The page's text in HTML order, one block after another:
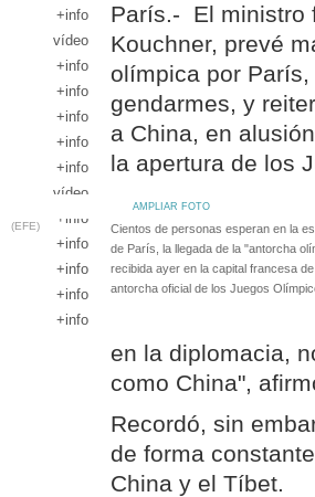
+info
vídeo
+info
+info
+info
+info
+info
vídeo
+info
+info
+info
+info
+info
París.- El ministro
Kouchner, prevé
olímpica por
gendarmes, y
a China, en
la apertura de los
AMPLIAR FOTO
(EFE)
Cientos de personas esperan en la
de París, la llegada de la "antorcha
recibida ayer en la capital francesa
antorcha oficial de los Juegos
en la diplomacia,
como China",
Recordó, sin
de forma
China y el Tíbet.